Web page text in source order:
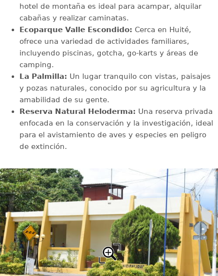
hotel de montaña es ideal para acampar, alquilar
cabañas y realizar caminatas.
Ecoparque Valle Escondido: Cerca en Huité,
ofrece una variedad de actividades familiares,
incluyendo piscinas, gotcha, go-karts y áreas de
camping.
La Palmilla: Un lugar tranquilo con vistas, paisajes
y pozas naturales, conocido por su agricultura y la
amabilidad de su gente.
Reserva Natural Heloderma: Una reserva privada
enfocada en la conservación y la investigación, ideal
para el avistamiento de aves y especies en peligro
de extinción.